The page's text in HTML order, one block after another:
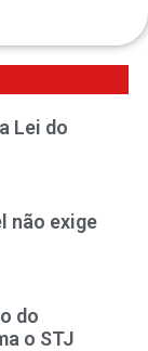
Lei do
não exige
do
o STJ